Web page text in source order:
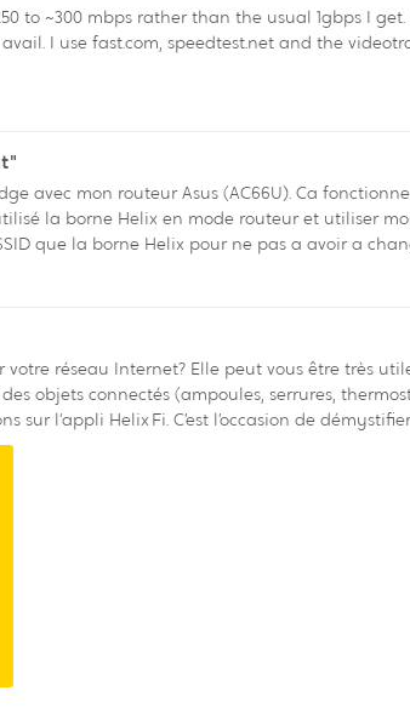
1gbps I get. I benched my network / router with iperf3 and I do hit 1gbps so
same result.
SSID que la borne Helix pour ne pas a avoir
réseau Internet? Elle peut vous être très
connectés (ampoules, serrures,
sur l’appli Helix Fi. C’est l’occasion de
voulez savoir! Vous pouvez poser vos questions dès maintenant dans cette